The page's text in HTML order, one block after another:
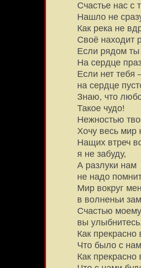
Счастье нас с
Нашло не
Как река не
Своё находит
Если рядом
На сердце
Если нет тебя
на сердце
Знаю, что
Такое чудо!
Нежностью
Хочу весь мир
Нащих втреч
я не забуду,
А разлуки нам
не надо
Мир вокруг
в волненьи
Счастью моему
вы
Как прекрасно
Что было с
Как прекрасно